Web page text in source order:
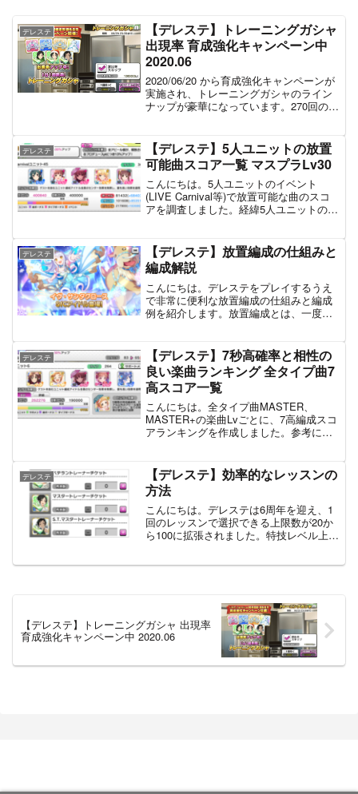
デレステ
【デレステ】トレーニングガシャ
出現率 育成強化キャンペーン中
2020.06
2020/06/20 から育成強化キャンペーンが
実施され、トレーニングガシャのライン
ナップが豪華になっています。270回の集
1.9 ベテラン 2...
デレステ
【デレステ】5人ユニットの放置
可能曲スコア一覧 マスプラLv30
こんにちは。5人ユニットのイベント
(LIVE Carnival等)で放置可能な曲のスコ
アを調査しました。経緯5人ユニットのみ
敗率が高めになっていました。そこで、
クリスタル...
デレステ
【デレステ】放置編成の仕組みと
編成解説
こんにちは。デレステをプレイするうえ
で非常に便利な放置編成の仕組みと編成
例を紹介します。放置編成とは、一度も
するとデレステの仕様にも詳しくなるの
で、この機会に仕組みまで...
デレステ
【デレステ】7秒高確率と相性の
良い楽曲ランキング 全タイプ曲7
高スコア一覧
こんにちは。全タイプ曲MASTER、
MASTER+の楽曲Lvごとに、7高編成スコ
アランキングを作成しました。参考にど
1M@GIC☆26484742TAKU INOUE SEL...
デレステ
【デレステ】効率的なレッスンの
方法
こんにちは。デレステは6周年を迎え、1
回のレッスンで選択できる上限数が20か
ら100に拡張されました。特技レベル上げ
【デレステ】トレーニングガシャ 出現率
育成強化キャンペーン中 2020.06
039日記